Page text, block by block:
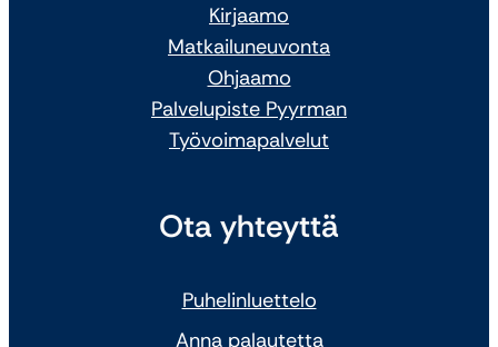
Kirjaamo
Matkailuneuvonta
Ohjaamo
Palvelupiste Pyyrman
Työvoimapalvelut
Ota yhteyttä
Puhelinluettelo
Anna palautetta